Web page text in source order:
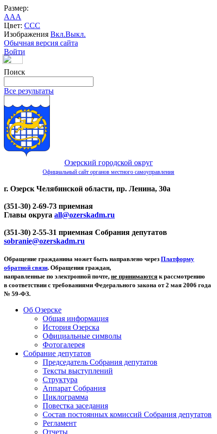
Размер:
AAA
Цвет: CCC
Изображения Вкл.Выкл.
Обычная версия сайта
Войти
Поиск
Все результаты
Озерский городской округ
Официальный сайт органов местного самоуправления
г. Озерск Челябинской области, пр. Ленина, 30а
(351-30) 2-69-73 приемная
Главы округа all@ozerskadm.ru
(351-30) 2-55-31 приемная Собрания депутатов
sobranie@ozerskadm.ru
Обращение гражданина может быть направлено через Платформу
обратной связи. Обращения граждан,
направленные по электронной почте, не принимаются к рассмотрению
в соответствии с требованиями Федерального закона от 2 мая 2006 года
№ 59-ФЗ.
Об Озерске
Общая информация
История Озерска
Официальные символы
Фотогалерея
Собрание депутатов
Председатель Собрания депутатов
Тексты выступлений
Структура
Аппарат Собрания
Циклограмма
Повестка заседания
Состав постоянных комиссий Собрания депутатов
Регламент
Отчеты